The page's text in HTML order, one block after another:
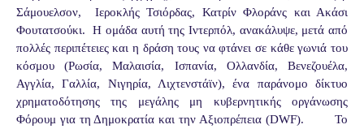
Σάμουελσον,
Ιεροκλής Τσιόρδας, Κατρίν Φλοράνς και Ακάσι
Φουτατσούκι.
Η ομάδα αυτή της Ιντερπόλ, ανακάλυψε, μετά από
πολλές περιπέτειες και η δράση τους να φτάνει σε κάθε γωνιά του
κόσμου (Ρωσία, Μαλαισία, Ισπανία, Ολλανδία, Βενεζουέλα,
Αγγλία, Γαλλία, Νιγηρία, Λιχτενστάϊν), ένα παράνομο δίκτυο
χρηματοδότησης της μεγάλης μη κυβερνητικής οργάνωσης
Φόρουμ για τη Δημοκρατία και την Αξιοπρέπεια (DWF).
Το